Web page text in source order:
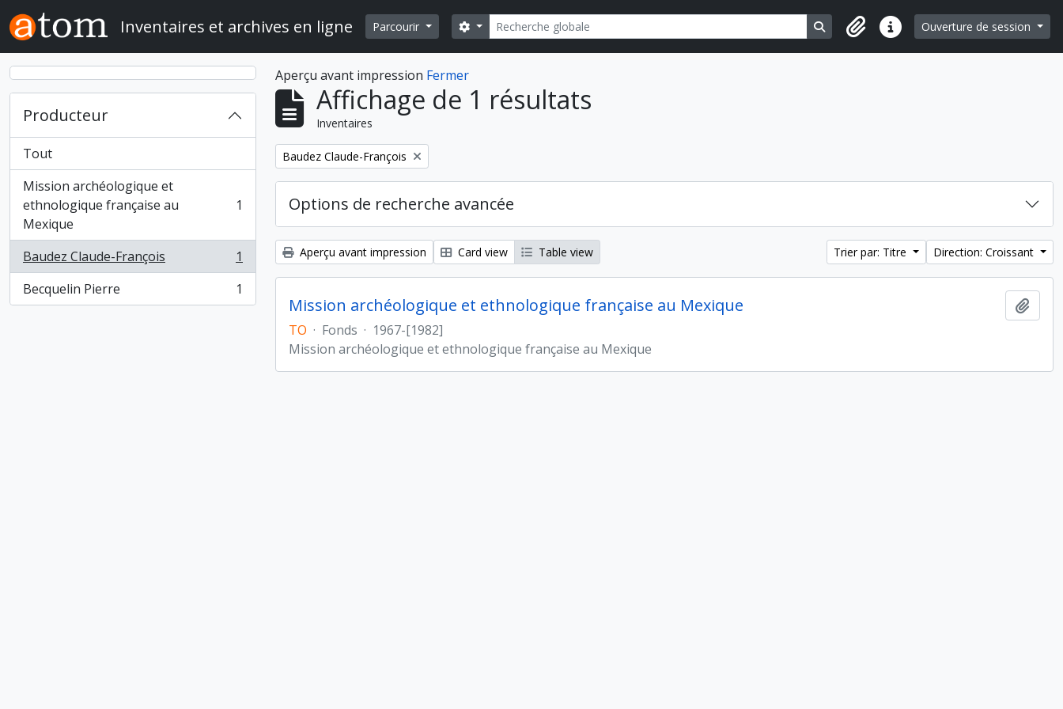
Skip to main content
Inventaires et archives en ligne Parcourir Rechercher
Search options Search in browse page
Liens rapidesOuverture de session
Producteur
Tout
Mission archéologique et
ethnologique française au
Mexique
, 1 résultats 1
Baudez Claude-François
, 1 résultats
1
Becquelin Pierre
, 1 résultats 1
Aperçu avant impression Fermer
Affichage de 1 résultats
Inventaires
Remove filter:
Baudez Claude-François
Options de recherche avancée
Aperçu avant impression Card view Table view Trier par: Titre Direction: Croissant
Mission archéologique et ethnologique française au Mexique
TO · Fonds · 1967-[1982]
Mission archéologique et ethnologique française au Mexique